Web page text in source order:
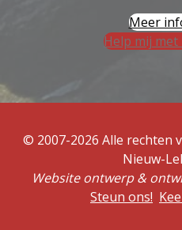
Meer
Help mij
© 2007-2026 Alle rechten
Nieuw-
Website ontwerp &
Steun ons!